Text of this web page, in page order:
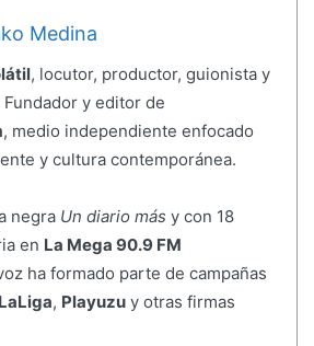
Medina
, locutor, productor, guionista y
y editor de
, medio independiente enfocado
y cultura contemporánea.
negra Un diario más y con 18
en La Mega 90.9 FM
ha formado parte de campañas
LaLiga, Playuzuy otras firmas